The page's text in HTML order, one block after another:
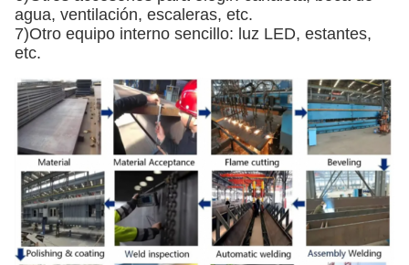
agua, ventilación, escaleras, etc.
7)Otro equipo interno sencillo: luz LED, estantes,
etc.